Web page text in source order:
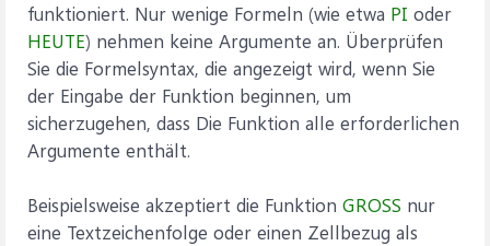
funktioniert. Nur wenige Formeln (wie etwa PI oder
HEUTE) nehmen keine Argumente an. Überprüfen
Sie die Formelsyntax, die angezeigt wird, wenn Sie
der Eingabe der Funktion beginnen, um
sicherzugehen, dass Die Funktion alle erforderlichen
Argumente enthält.
Beispielsweise akzeptiert die Funktion GROSS nur
eine Textzeichenfolge oder einen Zellbezug als